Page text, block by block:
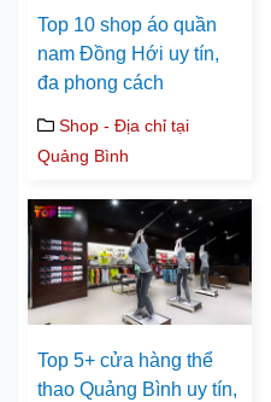
Top 10 shop áo quần
nam Đồng Hới uy tín,
đa phong cách
Shop - Địa chỉ tại
Quảng Bình
Top 5+ cửa hàng thể
thao Quảng Bình uy tín,